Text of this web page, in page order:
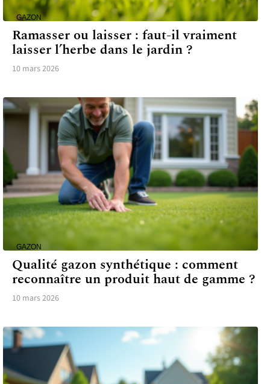
GAZON
Ramasser ou laisser : faut-il vraiment
laisser l’herbe dans le jardin ?
10 mars 2026
GAZON
Qualité gazon synthétique : comment
reconnaître un produit haut de gamme ?
10 mars 2026